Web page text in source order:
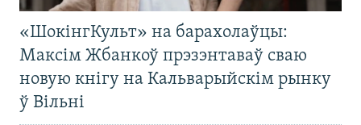
«ШокінгКульт» на барахолаўцы:
Максім Жбанкоў прэзэнтаваў сваю
новую кнігу на Кальварыйскім рынку
ў Вільні